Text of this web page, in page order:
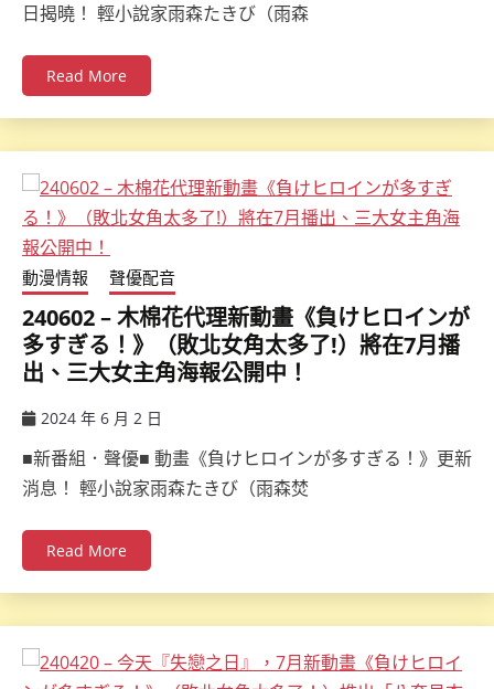
日揭曉！ 輕小說家雨森たきび（雨森
Read More
動漫情報 聲優配音
240602 – 木棉花代理新動畫《負けヒロインが
多すぎる！》（敗北女角太多了!）將在7月播
出、三大女主角海報公開中！
2024 年 6 月 2 日
■新番組．聲優■ 動畫《負けヒロインが多すぎる！》更新
消息！ 輕小說家雨森たきび（雨森焚
Read More